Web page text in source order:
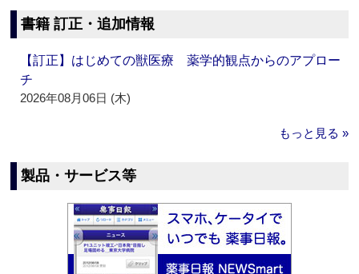
書籍 訂正・追加情報
【訂正】はじめての獣医療 薬学的観点からのアプロー
チ
2026年08月06日 (木)
もっと見る »
製品・サービス等